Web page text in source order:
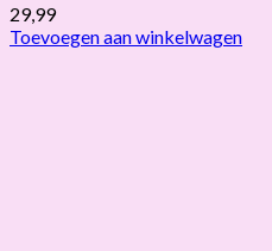
29,99
Toevoegen aan winkelwagen